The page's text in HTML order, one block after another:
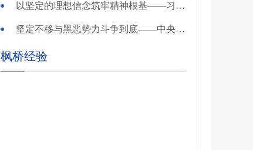
以坚定的理想信念筑牢精神根基——习近平党建思想理论品格系列述评之一
坚定不移与黑恶势力斗争到底——中央政法委负责同志就开展深化扫黑除恶专项斗争有关问题答记者问
枫桥经验